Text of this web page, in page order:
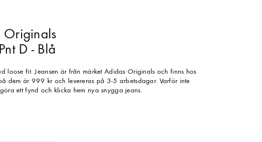
Originals
D - Blå
loose fit. Jeansen är från märket Adidas Originals och finns hos
dem är 999 kr och levereras på 3-5 arbetsdagar. Varför inte
ett fynd och klicka hem nya snygga jeans.